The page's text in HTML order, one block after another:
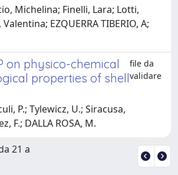
Michelina; Finelli, Lara; Lotti,
EZQUERRA TIBERIO, A;
on physico-chemical
properties of shell
file da
validare
P.; Tylewicz, U.; Siracusa,
F.; DALLA ROSA, M.
21 a